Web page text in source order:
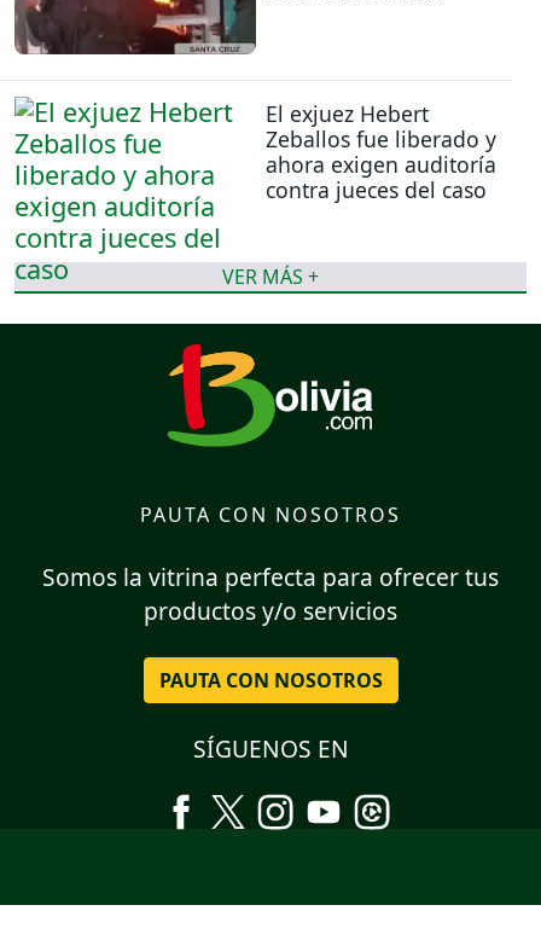
El exjuez Hebert
Zeballos fue liberado y
ahora exigen auditoría
contra jueces del caso
VER MÁS +
PAUTA CON NOSOTROS
Somos la vitrina perfecta para ofrecer tus
productos y/o servicios
PAUTA CON NOSOTROS
SÍGUENOS EN